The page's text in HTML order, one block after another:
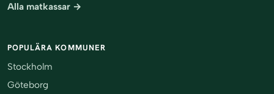
Alla matkassar →
POPULÄRA KOMMUNER
Stockholm
Göteborg